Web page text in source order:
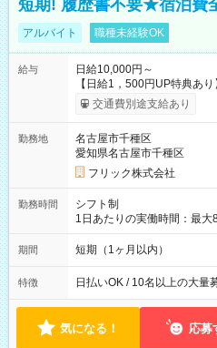
短期! 履歴書不要★宿泊費
アルバイト 職種未経験OK
給与
日給10,000円～
【日給1，500円UP特典あ
ると 期間中(9/16~10/23) の
り稼げます♪ 【試用期
交通費別途支給あり
勤務地
名古屋市千種区
愛知県名古屋市千種区
フリック株式会社
勤務時間
シフト制
1日あたりの実働時間：最
日~2026年10月23日 短期勤
※週3~5日勤務(勤務日数応
り ※夜勤シフトあり
期間 短期（1ヶ月以内）
特徴 日払いOK / 10名以上の大量
気になる！ 応募